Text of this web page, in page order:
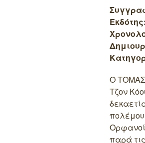
Εκδότης:
Ο ΤΟΜΑΣ
Τζον
παρά